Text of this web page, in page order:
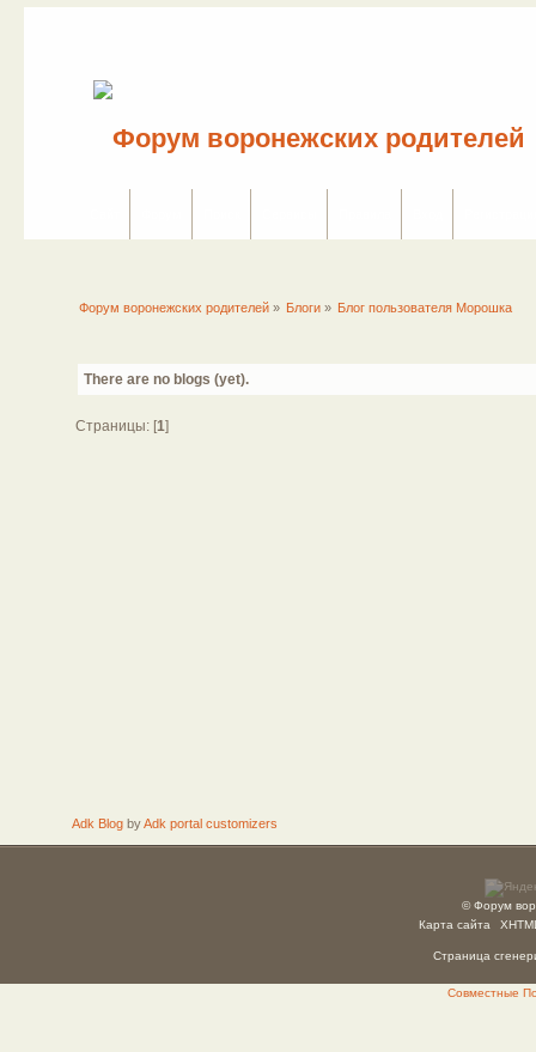
Форум воронежских родителей» Блоги » Блог пользователя Морошка
There are no blogs (yet).
Страницы: [1]
Adk BlogbyAdk portal customizers
© Форум
Карта сайта
Страница
Совместные